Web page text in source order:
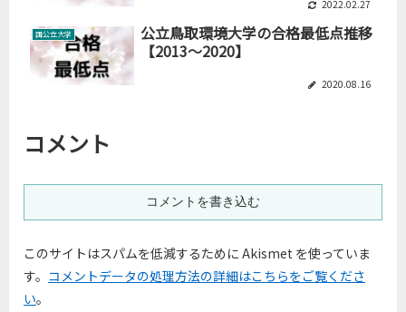
2022.02.27
国公立大学
公立鳥取環境大学の合格最低点推移
【2013～2020】
2020.08.16
コメント
コメントを書き込む
このサイトはスパムを低減するために Akismet を使っていま
す。 コメントデータの処理方法の詳細はこちらをご覧くださ
い。